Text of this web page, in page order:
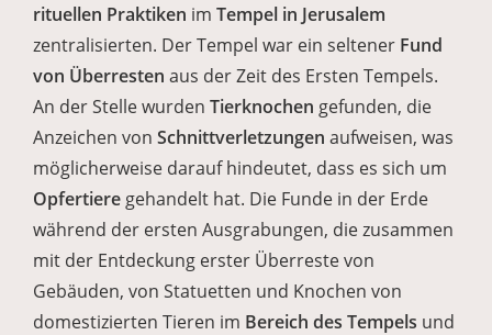
rituellen Praktiken im Tempel in Jerusalem
zentralisierten. Der Tempel war ein seltener Fund
von Überresten aus der Zeit des Ersten Tempels.
An der Stelle wurden Tierknochen gefunden, die
Anzeichen von Schnittverletzungen aufweisen, was
möglicherweise darauf hindeutet, dass es sich um
Opfertiere gehandelt hat. Die Funde in der Erde
während der ersten Ausgrabungen, die zusammen
mit der Entdeckung erster Überreste von
Gebäuden, von Statuetten und Knochen von
domestizierten Tieren im Bereich des Tempels und